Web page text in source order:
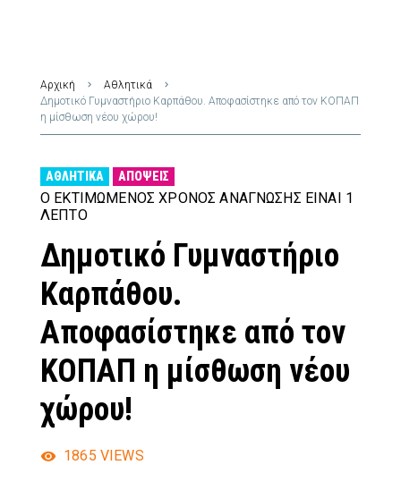
Αρχική
Αθλητικά
Δημοτικό Γυμναστήριο Καρπάθου. Αποφασίστηκε από τον ΚΟΠΑΠ
η μίσθωση νέου χώρου!
ΑΘΛΗΤΙΚΆ ΑΠΌΨΕΙΣ
Ο ΕΚΤΙΜΏΜΕΝΟΣ ΧΡΌΝΟΣ ΑΝΆΓΝΩΣΗΣ ΕΊΝΑΙ 1
ΛΕΠΤΌ
Δημοτικό Γυμναστήριο
Καρπάθου.
Αποφασίστηκε από τον
ΚΟΠΑΠ η μίσθωση νέου
χώρου!
1865 VIEWS